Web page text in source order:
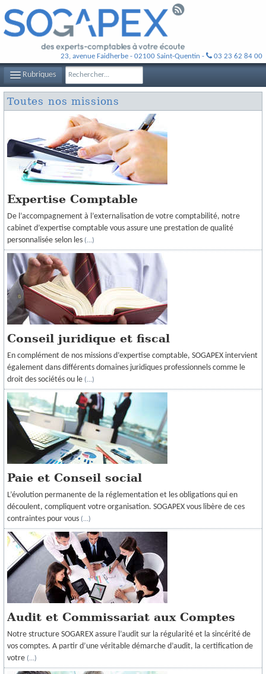
23, avenue Faidherbe - 02100 Saint-Quentin - 03 23 62 84 00
Rubriques
LE CABINET SOGAPEX
VOS EXPERTS-COMPTABLES
NOS MISSIONS
CONTACT
PLAN D'ACCÈS
FILS D'ACTUALITÉS
OUTILS PRATIQUES
ECHANGES SÉCURISÉS
AFFAIRES À REPRENDRE
RECRUTEMENTS
ACHAT/CESSION
INFOS
Toutes nos missions
Expertise Comptable
De l’accompagnement à l’externalisation de votre comptabilité, notre
cabinet d’expertise comptable vous assure une prestation de qualité
personnalisée selon les (...)
Conseil juridique et fiscal
En complément de nos missions d’expertise comptable, SOGAPEX intervient
également dans différents domaines juridiques professionnels comme le
droit des sociétés ou le (...)
Paie et Conseil social
L’évolution permanente de la réglementation et les obligations qui en
découlent, compliquent votre organisation. SOGAPEX vous libère de ces
contraintes pour vous (...)
Audit et Commissariat aux Comptes
Notre structure SOGAREX assure l’audit sur la régularité et la sincérité de
vos comptes. A partir d’une véritable démarche d’audit, la certification de
votre (...)